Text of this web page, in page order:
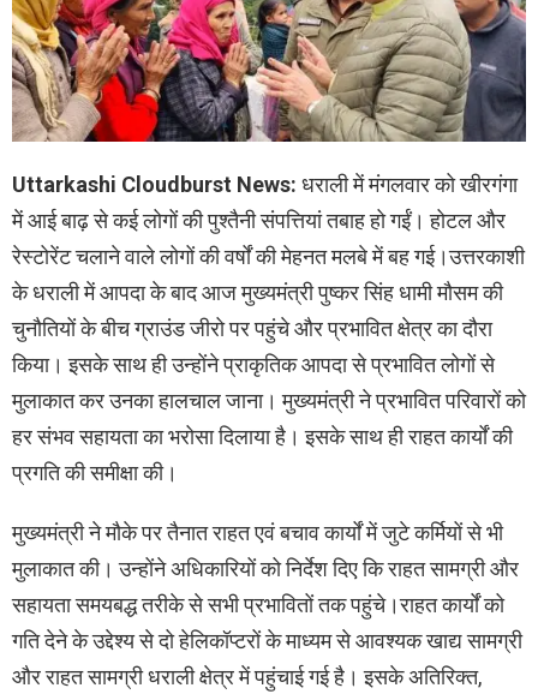
Uttarkashi Cloudburst News: धराली में मंगलवार को खीरगंगा
में आई बाढ़ से कई लोगों की पुश्तैनी संपत्तियां तबाह हो गईं। होटल और
रेस्टोरेंट चलाने वाले लोगों की वर्षों की मेहनत मलबे में बह गई।उत्तरकाशी
के धराली में आपदा के बाद आज मुख्यमंत्री पुष्कर सिंह धामी मौसम की
चुनौतियों के बीच ग्राउंड जीरो पर पहुंचे और प्रभावित क्षेत्र का दौरा
किया। इसके साथ ही उन्होंने प्राकृतिक आपदा से प्रभावित लोगों से
मुलाकात कर उनका हालचाल जाना। मुख्यमंत्री ने प्रभावित परिवारों को
हर संभव सहायता का भरोसा दिलाया है। इसके साथ ही राहत कार्यों की
प्रगति की समीक्षा की।
मुख्यमंत्री ने मौके पर तैनात राहत एवं बचाव कार्यों में जुटे कर्मियों से भी
मुलाकात की। उन्होंने अधिकारियों को निर्देश दिए कि राहत सामग्री और
सहायता समयबद्ध तरीके से सभी प्रभावितों तक पहुंचे।राहत कार्यों को
गति देने के उद्देश्य से दो हेलिकॉप्टरों के माध्यम से आवश्यक खाद्य सामग्री
और राहत सामग्री धराली क्षेत्र में पहुंचाई गई है। इसके अतिरिक्त,